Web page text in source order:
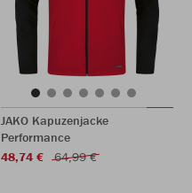
JAKO Kapuzenjacke
Performance
48,74 €
64,99 €